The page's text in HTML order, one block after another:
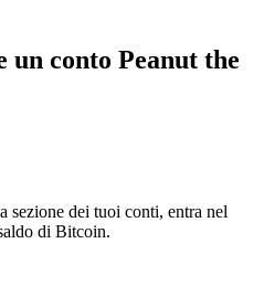
un conto Peanut the
sezione dei tuoi conti, entra nel
di Bitcoin.